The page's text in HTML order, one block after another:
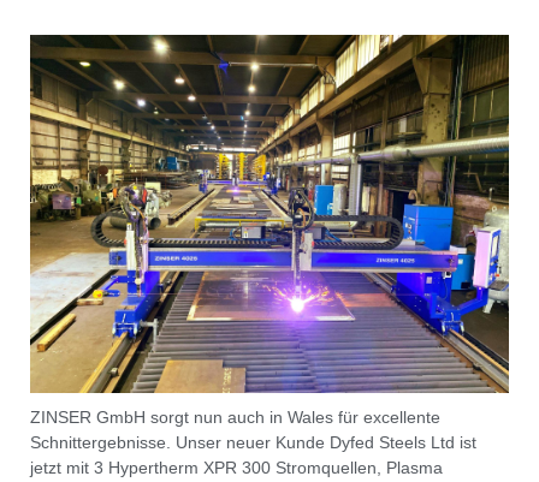
ZINSER GmbH sorgt nun auch in Wales für excellente
Schnittergebnisse. Unser neuer Kunde Dyfed Steels Ltd ist
jetzt mit 3 Hypertherm XPR 300 Stromquellen, Plasma